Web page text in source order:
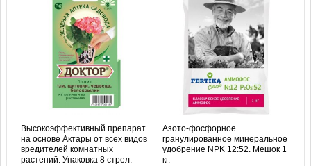
Высокоэффективный препарат
на основе Актары от всех видов
вредителей комнатных
растений. Упаковка 8 стрел.
Азото-фосфорное
гранулированное минеральное
удобрение NPK 12:52. Мешок 1
кг.